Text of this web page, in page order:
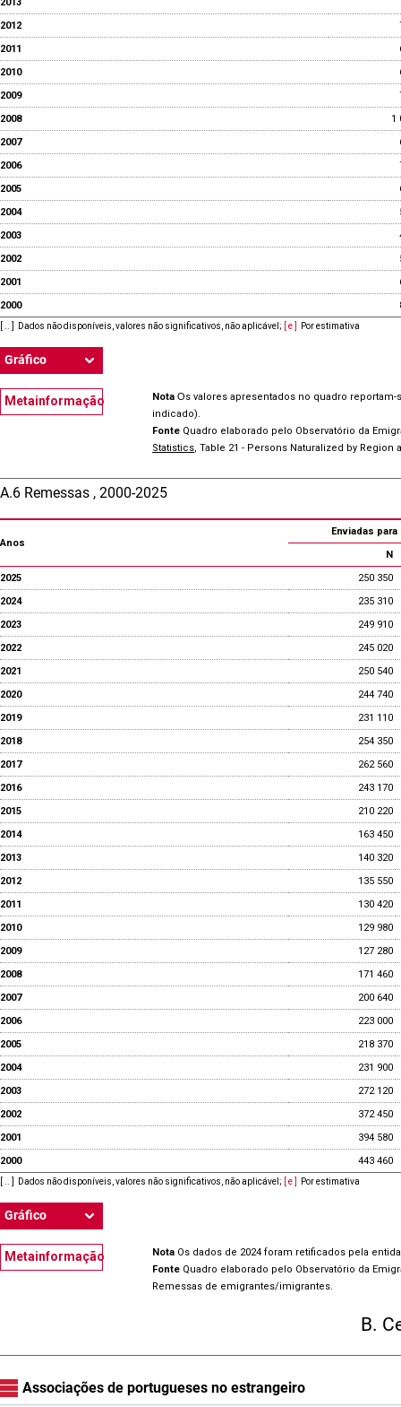
2012
2011
2010
2009
2008
1
2007
2006
2005
2004
2003
2002
2001
2000
Dados não disponíveis, valores não significativos, não aplicável ; [ e ] Por estimativa
Gráfico
Metainformação Nota Os valores apresentados no quadro
indicado).
Fonte Quadro elaborado pelo Observatório da
Statistics, Table 21 - Persons Naturalized by Region
A.6 Remessas , 2000-2025
Anos
Enviadas
N
2025
250 350
2024
235 310
2023
249 910
2022
245 020
2021
250 540
2020
244 740
2019
231 110
2018
254 350
2017
262 560
2016
243 170
2015
210 220
2014
163 450
2013
140 320
2012
135 550
2011
130 420
2010
129 980
2009
127 280
2008
171 460
2007
200 640
2006
223 000
2005
218 370
2004
231 900
2003
272 120
2002
372 450
2001
394 580
2000
443 460
Dados não disponíveis, valores não significativos, não aplicável ; [ e ] Por estimativa
Gráfico
Metainformação Nota Os dados de 2024 foram retificados pela
Fonte Quadro elaborado pelo Observatório da
Remessas de emigrantes/imigrantes.
B.
Associações de portugueses no estrangeiro